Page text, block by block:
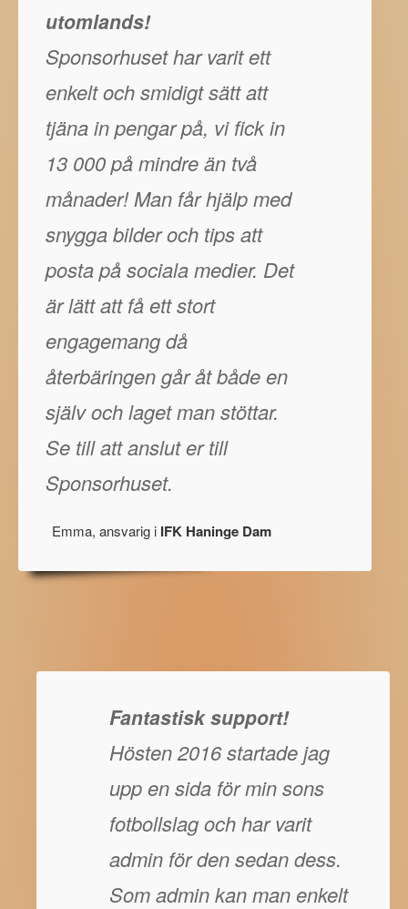
utomlands!
Sponsorhuset har varit ett
enkelt och smidigt sätt att
tjäna in pengar på, vi fick in
13 000 på mindre än två
månader! Man får hjälp med
snygga bilder och tips att
posta på sociala medier. Det
är lätt att få ett stort
engagemang då
återbäringen går åt både en
själv och laget man stöttar.
Se till att anslut er till
Sponsorhuset.
Emma, ansvarig i IFK Haninge Dam
Fantastisk support!
Hösten 2016 startade jag
upp en sida för min sons
fotbollslag och har varit
admin för den sedan dess.
Som admin kan man enkelt